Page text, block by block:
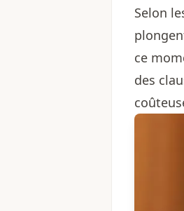
Selon
ce
des